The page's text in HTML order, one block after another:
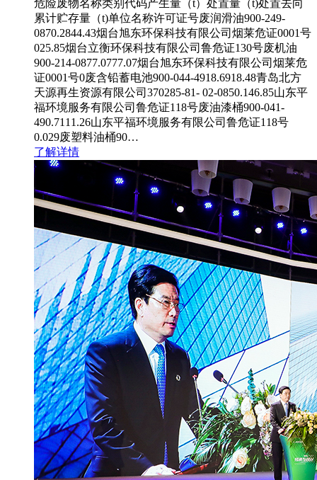
危险废物名称类别代码产生量（t）处置量（t)处置去向
累计贮存量（t)单位名称许可证号废润滑油900-249-
0870.2844.43烟台旭东环保科技有限公司烟莱危证0001号
025.85烟台立衡环保科技有限公司鲁危证130号废机油
900-214-0877.0777.07烟台旭东环保科技有限公司烟莱危
证0001号0废含铅蓄电池900-044-4918.6918.48青岛北方
天源再生资源有限公司370285-81- 02-0850.146.85山东平
福环境服务有限公司鲁危证118号废油漆桶900-041-
490.7111.26山东平福环境服务有限公司鲁危证118号
0.029废塑料油桶90…
了解详情